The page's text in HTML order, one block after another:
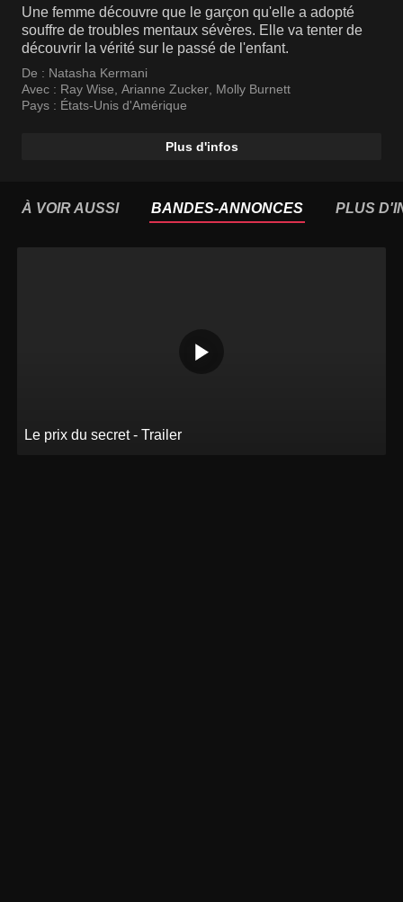
Une femme découvre que le garçon qu'elle a adopté
souffre de troubles mentaux sévères. Elle va tenter de
découvrir la vérité sur le passé de l'enfant.
De : Natasha Kermani
Avec : Ray Wise, Arianne Zucker, Molly Burnett
Pays : États-Unis d'Amérique
Plus d'infos
À VOIR AUSSI BANDES-ANNONCES PLUS
Le prix du secret - Trailer